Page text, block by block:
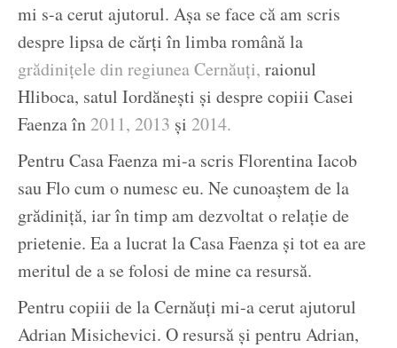
mi s-a cerut ajutorul. Așa se face că am scris
despre lipsa de cărți în limba română la
grădinițele din regiunea Cernăuți, raionul
Hliboca, satul Iordănești și despre copiii Casei
Faenza în2011, 2013 și 2014.
Pentru Casa Faenza mi-a scris Florentina Iacob
sau Flo cum o numesc eu. Ne cunoaștem de la
grădiniță, iar în timp am dezvoltat o relație de
prietenie. Ea a lucrat la Casa Faenza și tot ea are
meritul de a se folosi de mine ca resursă.
Pentru copiii de la Cernăuți mi-a cerut ajutorul
Adrian Misichevici. O resursă și pentru Adrian,